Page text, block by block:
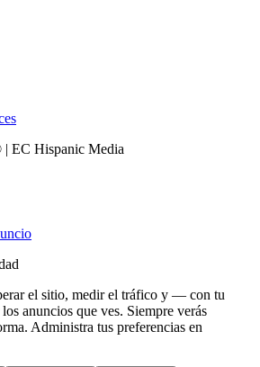
EC Hispanic Media
el sitio, medir el tráfico y — con tu
anuncios que ves. Siempre verás
Administra tus preferencias en